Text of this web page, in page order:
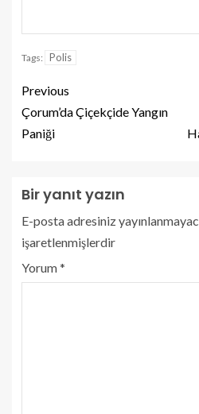
Tags: Polis
Previous
Çorum’da Çiçekçide Yangın
Paniği
Bir yanıt yazın
E-posta adresiniz
işaretlenmişlerdir
Yorum*